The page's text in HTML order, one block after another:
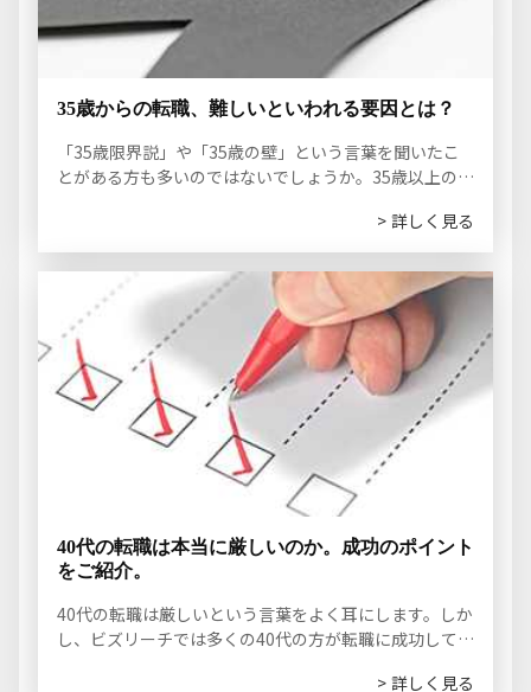
35歳からの転職、難しいといわれる要因とは？
「35歳限界説」や「35歳の壁」という言葉を聞いたこ
とがある方も多いのではないでしょうか。35歳以上の転
> 詳しく見る
40代の転職は本当に厳しいのか。成功のポイント
をご紹介。
40代の転職は厳しいという言葉をよく耳にします。しか
し、ビズリーチでは多くの40代の方が転職に成功してい
> 詳しく見る